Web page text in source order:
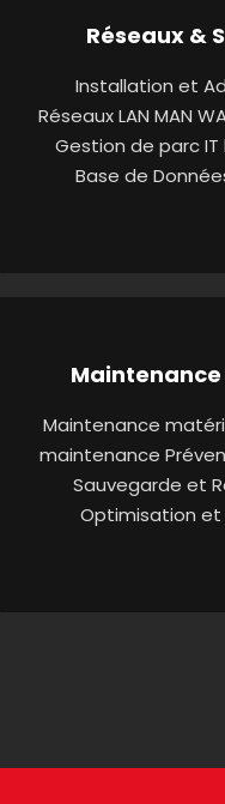
Réseaux &
Installation et
Réseaux LAN MAN
Gestion de parc IT
Base de
Maintenance
maintenance
Sauvegarde et
Optimisation et